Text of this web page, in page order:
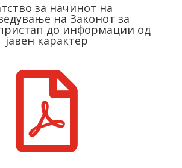
за начинот на
на Законот за
до информации од
јавен карактер
